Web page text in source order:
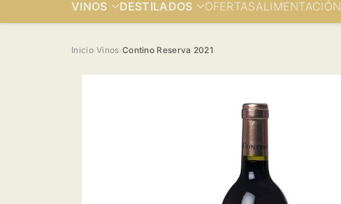
VINOS DESTILADOS OFERTASALIMENTACIÓN
Inicio›Vinos›Contino Reserva 2021